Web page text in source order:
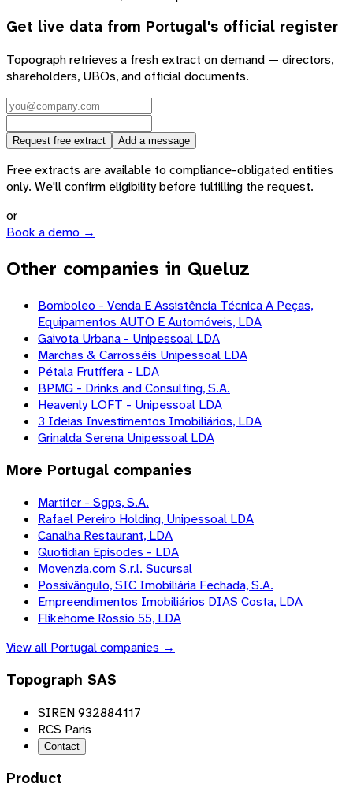
Get live data from Portugal's official register
Topograph retrieves a fresh extract on demand — directors,
shareholders, UBOs, and official documents.
Request free extract Add a message
Free extracts are available to compliance-obligated entities
only. We'll confirm eligibility before fulfilling the request.
or
Book a demo →
Other companies in Queluz
Bomboleo - Venda E Assistência Técnica A Peças,
Equipamentos AUTO E Automóveis, LDA
Gaivota Urbana - Unipessoal LDA
Marchas & Carrosséis Unipessoal LDA
Pétala Frutífera - LDA
BPMG - Drinks and Consulting, S.A.
Heavenly LOFT - Unipessoal LDA
3 Ideias Investimentos Imobiliários, LDA
Grinalda Serena Unipessoal LDA
More Portugal companies
Martifer - Sgps, S.A.
Rafael Pereiro Holding, Unipessoal LDA
Canalha Restaurant, LDA
Quotidian Episodes - LDA
Movenzia.com S.r.l. Sucursal
Possivângulo, SIC Imobiliária Fechada, S.A.
Empreendimentos Imobiliários DIAS Costa, LDA
Flikehome Rossio 55, LDA
View all Portugalcompanies →
Topograph SAS
SIREN 932884117
RCS Paris
Contact
Product